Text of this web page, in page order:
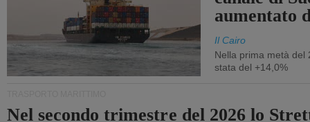
aumentato
Il Cairo
Nella prima metà del
stata del +14,0%
Nel secondo trimestre del 2026 lo